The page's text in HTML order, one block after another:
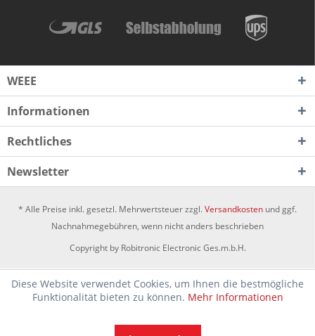
WEEE
Informationen
Rechtliches
Newsletter
* Alle Preise inkl. gesetzl. Mehrwertsteuer zzgl.Versandkosten und ggf.
Nachnahmegebühren, wenn nicht anders beschrieben
Copyright by Robitronic Electronic Ges.m.b.H.
Diese Website verwendet Cookies, um Ihnen die bestmögliche
Funktionalität bieten zu können. Mehr Informationen